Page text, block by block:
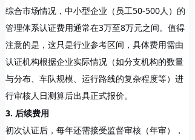
综合市场情况，中小型企业（员工50-500人）的
管理体系认证费用通常在3万至8万元之间。值得
注意的是，这只是行业参考区间，具体费用需由
认证机构根据企业实际情况（如分支机构的数量
与分布、车队规模、运行路线的复杂程度等）进
行审核人日测算后出具正式报价。
3. 后续费用
初次认证后，每年还需接受监督审核（年审），